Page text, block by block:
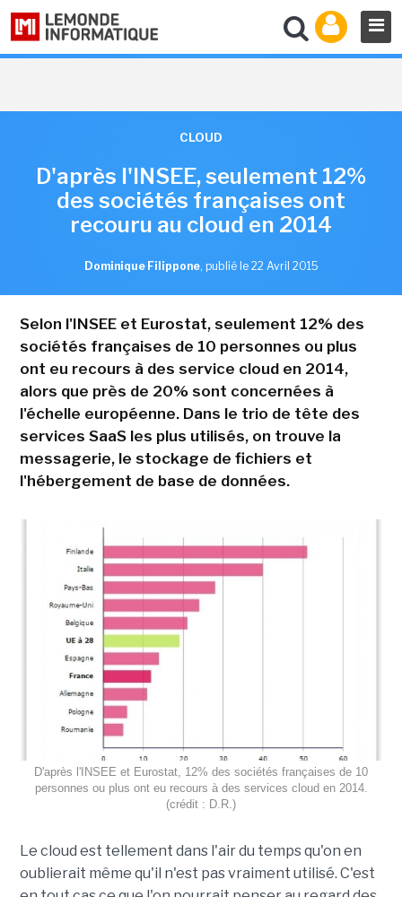
CLOUD
D'après l'INSEE, seulement 12%
des sociétés françaises ont
recouru au cloud en 2014
Dominique Filippone, publié le 22 Avril 2015
Selon l'INSEE et Eurostat, seulement 12% des
sociétés françaises de 10 personnes ou plus
ont eu recours à des service cloud en 2014,
alors que près de 20% sont concernées à
l'échelle européenne. Dans le trio de tête des
services SaaS les plus utilisés, on trouve la
messagerie, le stockage de fichiers et
l'hébergement de base de données.
D'après l'INSEE et Eurostat, 12% des sociétés françaises de 10
personnes ou plus ont eu recours à des services cloud en 2014.
(crédit : D.R.)
Le cloud est tellement dans l'air du temps qu'on en
oublierait même qu'il n'est pas vraiment utilisé. C'est